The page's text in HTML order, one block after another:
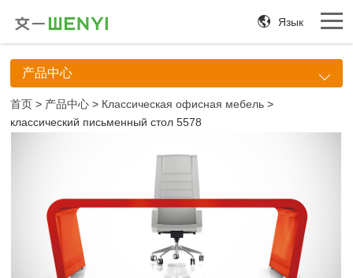
Язык
产品中心
首页 > 产品中心 > Классическая офисная мебель >
классический письменный стол 5578